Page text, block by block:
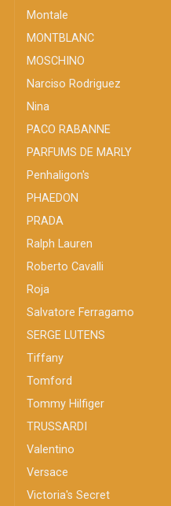
Montale
MONTBLANC
MOSCHINO
Narciso Rodriguez
Nina
PACO RABANNE
PARFUMS DE MARLY
Penhaligon's
PHAEDON
PRADA
Ralph Lauren
Roberto Cavalli
Roja
Salvatore Ferragamo
SERGE LUTENS
Tiffany
Tomford
Tommy Hilfiger
TRUSSARDI
Valentino
Versace
Victoria's Secret